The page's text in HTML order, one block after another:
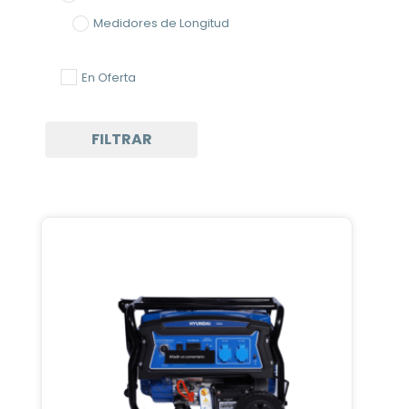
Medidores de Longitud
Pies de Metro
En Oferta
FILTRAR